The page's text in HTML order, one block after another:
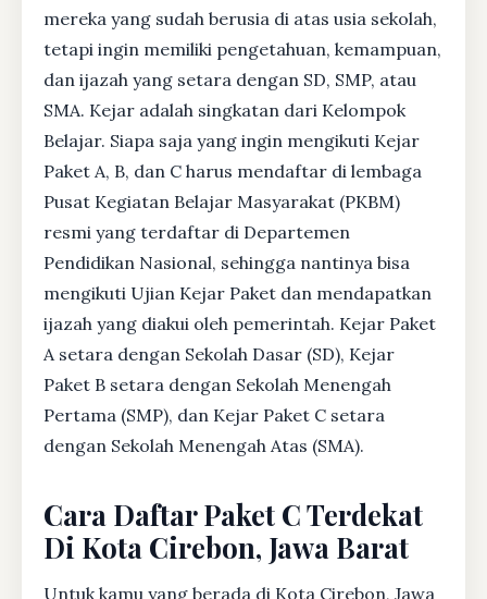
mereka yang sudah berusia di atas usia sekolah,
tetapi ingin memiliki pengetahuan, kemampuan,
dan ijazah yang setara dengan SD, SMP, atau
SMA. Kejar adalah singkatan dari Kelompok
Belajar. Siapa saja yang ingin mengikuti Kejar
Paket A, B, dan C harus mendaftar di lembaga
Pusat Kegiatan Belajar Masyarakat (PKBM)
resmi yang terdaftar di Departemen
Pendidikan Nasional, sehingga nantinya bisa
mengikuti Ujian Kejar Paket dan mendapatkan
ijazah yang diakui oleh pemerintah. Kejar Paket
A setara dengan Sekolah Dasar (SD), Kejar
Paket B setara dengan Sekolah Menengah
Pertama (SMP), dan Kejar Paket C setara
dengan Sekolah Menengah Atas (SMA).
Cara Daftar Paket C Terdekat
Di Kota Cirebon, Jawa Barat
Untuk kamu yang berada di Kota Cirebon, Jawa